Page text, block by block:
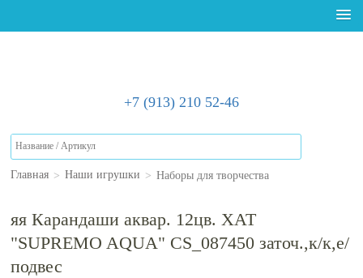
+7 (913) 210 52-46
Главная > Наши игрушки > Наборы для творчества
яя Карандаши аквар. 12цв. ХАТ
"SUPREMO AQUA" CS_087450 заточ.,к/к,е/
подвес